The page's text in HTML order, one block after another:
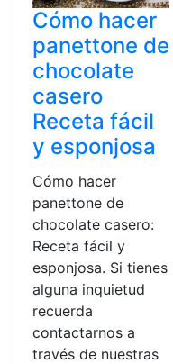
Cómo hacer
panettone de
chocolate
casero
Receta fácil
y esponjosa
Cómo hacer
panettone de
chocolate casero:
Receta fácil y
esponjosa. Si tienes
alguna inquietud
recuerda
contactarnos a
través de nuestras